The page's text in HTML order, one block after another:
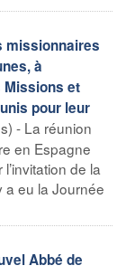
missionnaires
à
Missions et
pour leur
- La réunion
en Espagne
de la
a eu la Journée
Abbé de